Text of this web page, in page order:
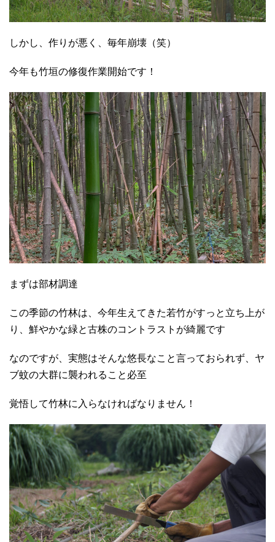
しかし、作りが悪く、毎年崩壊（笑）
今年も竹垣の修復作業開始です！
まずは部材調達
この季節の竹林は、今年生えてきた若竹がすっと立ち上が
り、鮮やかな緑と古株のコントラストが綺麗です
なのですが、実態はそんな悠長なこと言っておられず、ヤ
ブ蚊の大群に襲われること必至
覚悟して竹林に入らなければなりません！